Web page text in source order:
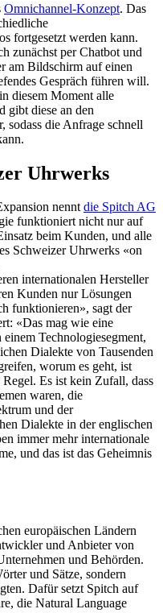
Omnichannel-Konzept. Das
fortgesetzt werden kann.
zunächst per Chatbot und
am Bildschirm auf einen
Gespräch führen will.
diesem Moment alle
gibt diese an den
sodass die Anfrage schnell
Uhrwerks
nenntdie Spitch AG
funktioniert nicht nur auf
beim Kunden, und alle
Schweizer Uhrwerks «on
internationalen Hersteller
Kunden nur Lösungen
funktionieren», sagt der
«Das mag wie eine
Technologiesegment,
Dialekte von Tausenden
worum es geht, ist
Es ist kein Zufall, dass
waren, die
und der
Dialekte in der englischen
immer mehr internationale
und das ist das Geheimnis
europäischen Ländern
und Anbieter von
und Behörden.
und Sätze, sondern
Dafür setzt Spitch auf
die Natural Language